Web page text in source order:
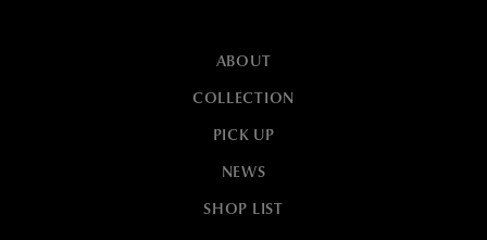
ABOUT
COLLECTION
PICK UP
NEWS
SHOP LIST